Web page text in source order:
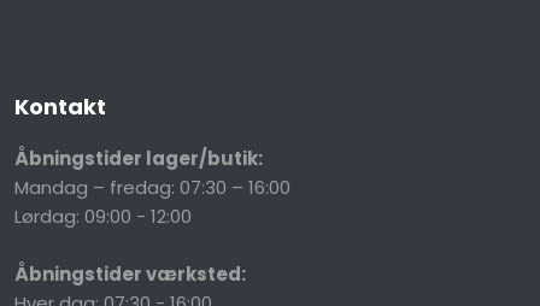
Kontakt
Åbningstider lager/butik:
Mandag – fredag: 07:30 – 16:00
Lørdag: 09:00 - 12:00
Åbningstider værksted: